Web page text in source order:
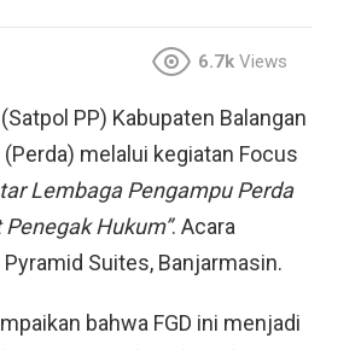
6.7k Views
PP) Kabupaten Balangan
melalui kegiatan Focus
Lembaga Pengampu Perda
Hukum”. Acara
Suites, Banjarmasin.
bahwa FGD ini menjadi